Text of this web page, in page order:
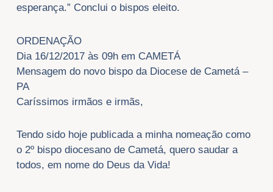
esperança.” Conclui o bispos eleito.
ORDENAÇÃO
Dia 16/12/2017 às 09h em CAMETÁ
Mensagem do novo bispo da Diocese de Cametá –
PA
Caríssimos irmãos e irmãs,
Tendo sido hoje publicada a minha nomeação como
o 2º bispo diocesano de Cametá, quero saudar a
todos, em nome do Deus da Vida!